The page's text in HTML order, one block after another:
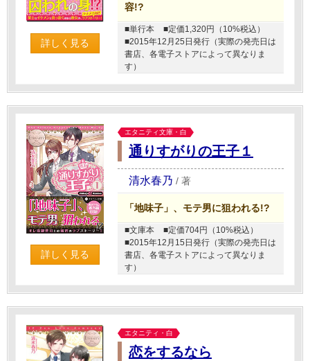
詳しく見る
容!?
■単行本
■定価1,320円（10%税込）
■2015年12月25日発行（実際の発売日は
書店、各電子ストアによって異なりま
す）
詳しく見る
エタニティ文庫・白
通りすがりの王子１
清水春乃 / 著
「地味子」、モテ男に狙われる!?
■文庫本
■定価704円（10%税込）
■2015年12月15日発行（実際の発売日は
書店、各電子ストアによって異なりま
す）
エタニティ・白
恋をするなら